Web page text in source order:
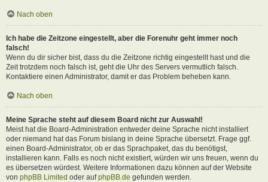
Nach oben
Ich habe die Zeitzone eingestellt, aber die Forenuhr geht immer noch
falsch!
Wenn du dir sicher bist, dass du die Zeitzone richtig eingestellt hast und die
Zeit trotzdem noch falsch ist, geht die Uhr des Servers vermutlich falsch.
Kontaktiere einen Administrator, damit er das Problem beheben kann.
Nach oben
Meine Sprache steht auf diesem Board nicht zur Auswahl!
Meist hat die Board-Administration entweder deine Sprache nicht installiert
oder niemand hat das Forum bislang in deine Sprache übersetzt. Frage ggf.
einen Board-Administrator, ob er das Sprachpaket, das du benötigst,
installieren kann. Falls es noch nicht existiert, würden wir uns freuen, wenn du
es übersetzen würdest. Weitere Informationen dazu können auf der Website
von phpBB Limited oder aufphpBB.de gefunden werden.